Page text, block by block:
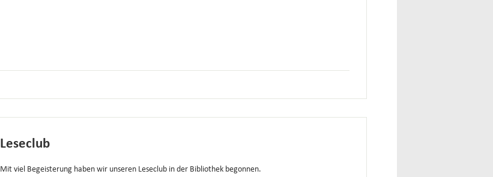
Leseclub
Mit viel Begeisterung haben wir unseren Leseclub in der Bibliothek begonnen.